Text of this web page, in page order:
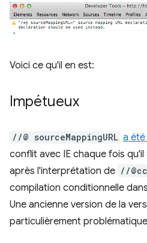
Voici ce qu'il en est:
Impétueux
//@ sourceMappingURL a
conflit avec IE chaque fois
après l'interprétation de //
compilation conditionnelle
Une ancienne version de la
particulièrement